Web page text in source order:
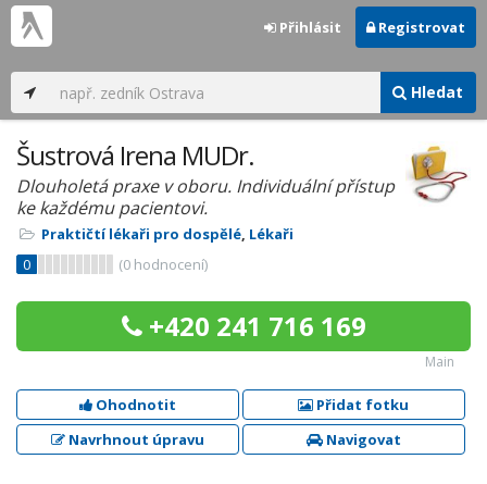
Hledat
Přihlásit Registrovat
Šustrová Irena MUDr.
Dlouholetá praxe v oboru. Individuální přístup
ke každému pacientovi.
Praktičtí lékaři pro dospělé, Lékaři
0
(0 hodnocení)
+420 241 716 169
Main
Ohodnotit
Přidat fotku
Navrhnout úpravu
Navigovat